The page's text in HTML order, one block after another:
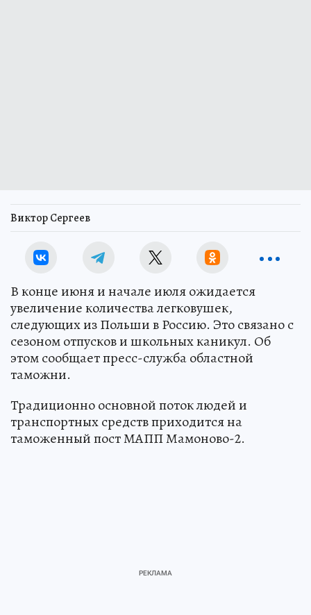
Виктор Сергеев
В конце июня и начале июля ожидается
увеличение количества легковушек,
следующих из Польши в Россию. Это связано с
сезоном отпусков и школьных каникул. Об
этом сообщает пресс-служба областной
таможни.
Традиционно основной поток людей и
транспортных средств приходится на
таможенный пост МАПП Мамоново-2.